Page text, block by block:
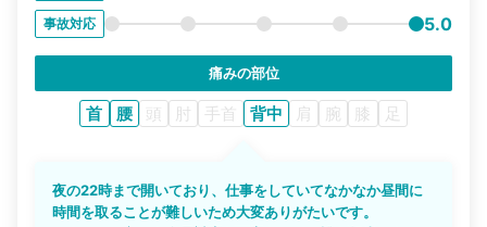
事故対応 5.0
痛みの部位
首 腰 頭 肘 手首 背中 肩 腕 膝 足
夜の22時まで開いており、仕事をしていてなかなか昼間に
時間を取ることが難しいため大変ありがたいです。